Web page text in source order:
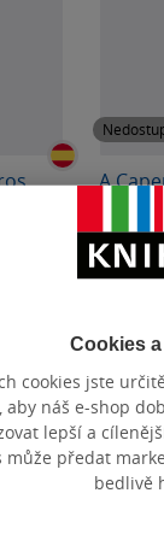
A
Carlos
0.0
z
5
Cookies
cookies jste
aby náš e-shop
lepší a
může předat
bedlivě